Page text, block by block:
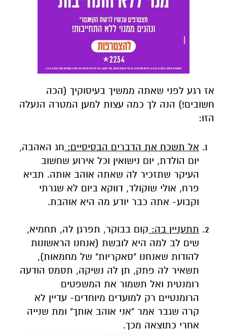
אז רגע לפני שאתה ממשיך בעיסוקיך (הכה
חשובים!) הנה לך כמה עצות למען המטרה הנעלה
הזו:
אל תשכח את הדברים הבסיסיים: חג האהבה,
יום הולדת, יום נישואין וכל אירוע שחשוב
העיקר שתזכיר לה שאתה אוהב אותה. תביא
פרח, אולי שוקולד, דווקא ביום לא שגרתי
וקבוע- אתה כבר יודע מה היא אוהבת.
תתעניין בה: קום בבוקר, תפרגן לה, תחמיא,
שים לב למה היא לובשת (אנחנו הראשונות
להודות שאנחנו "סאקריות" של מחמאות),
תשאיר לה פתק, תן לה נשיקה, תסמס הודעה
רומנטית ואל תשמור את המשפטים
הרומנטיים רק למועדים מיוחדים- עדיין לא
קרה שגבר אמר "אני אוהב אותך" ומת שנייה
אחרי כתוצאה מכך.